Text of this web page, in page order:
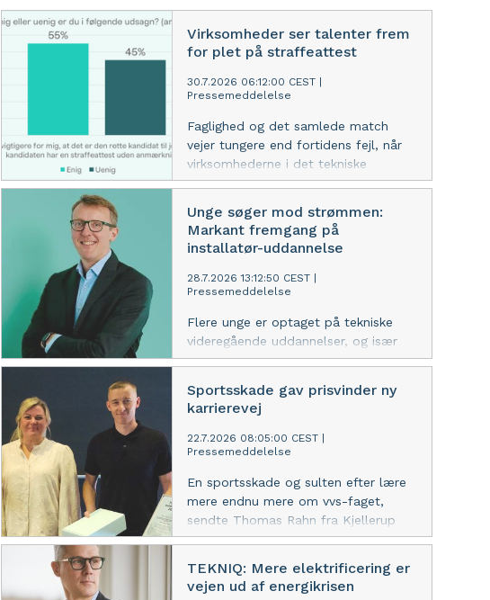
Virksomheder ser talenter frem
for plet på straffeattest
30.7.2026 06:12:00 CEST
Pressemeddelelse
Faglighed og det samlede match
vejer tungere end fortidens fejl, når
virksomhederne i det tekniske
erhvervsliv ansætter. En ny
viser, at 55 procent af
virksomhederne prioriterer den rette
kandidat over en ren straffeattest.
Unge søger mod strømmen:
Markant fremgang på
installatør-uddannelse
28.7.2026 13:12:50 CEST
Pressemeddelelse
Flere unge er optaget på tekniske
videregående uddannelser, og især
elinstallatøruddannelsen skiller sig ud
godt nyt for både erhvervslivet og
den grønne omstilling, mener
erhvervsorganisationen TEKNIQ.
Sportsskade gav prisvinder ny
karrierevej
22.7.2026 08:05:00 CEST
Pressemeddelelse
En sportsskade og sulten efter lære
mere endnu mere om vvs-faget,
sendte Thomas Rahn fra Kjellerup
mod installatøruddannelsen. Nu har
TEKNIQ: Mere elektrificering er
vejen ud af energikrisen